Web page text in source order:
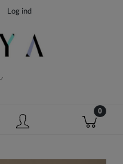
Log ind